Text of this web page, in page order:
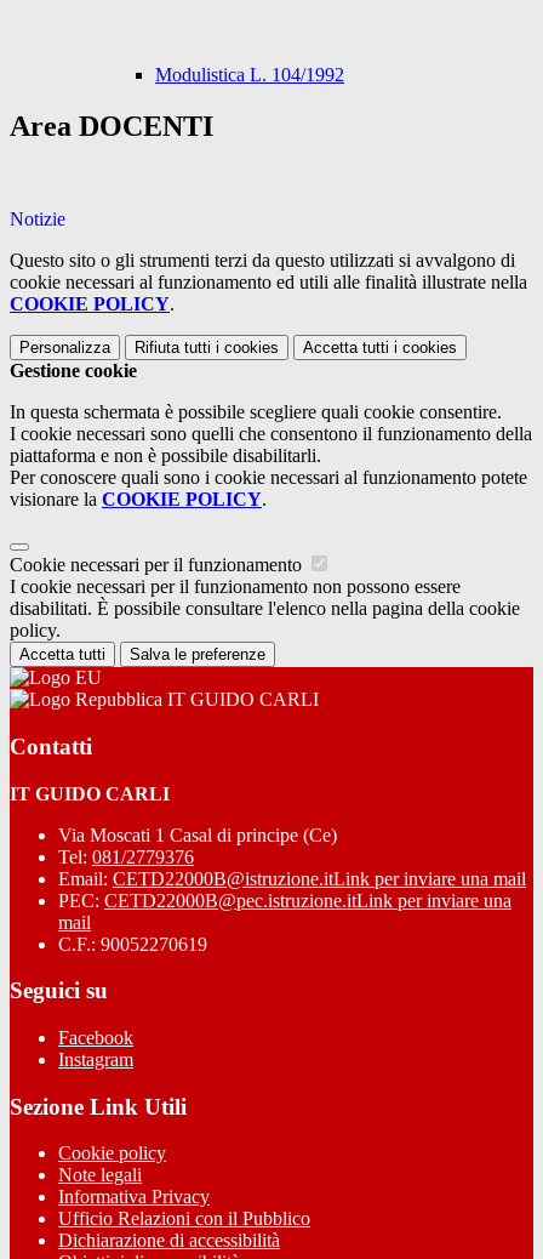
Modulistica L. 104/1992
Area DOCENTI
Notizie
Questo sito o gli strumenti terzi da questo utilizzati si avvalgono di
cookie necessari al funzionamento ed utili alle finalità illustrate nella
COOKIE POLICY.
Personalizza Rifiuta tutti i cookies Accetta tutti i cookies
Gestione cookie
In questa schermata è possibile scegliere quali cookie consentire.
I cookie necessari sono quelli che consentono il funzionamento della
piattaforma e non è possibile disabilitarli.
Per conoscere quali sono i cookie necessari al funzionamento potete
visionare la COOKIE POLICY.
Cookie necessari per il funzionamento
I cookie necessari per il funzionamento non possono essere
disabilitati. È possibile consultare l'elenco nella pagina della cookie
policy.
Accetta tutti Salva le preferenze
IT GUIDO CARLI
Contatti
IT GUIDO CARLI
Via Moscati 1 Casal di principe (Ce)
Tel: 081/2779376
Email: CETD22000B@istruzione.itLink per inviare una mail
PEC: CETD22000B@pec.istruzione.itLink per inviare una
mail
C.F.: 90052270619
Seguici su
Facebook
Instagram
Sezione Link Utili
Cookie policy
Note legali
Informativa Privacy
Ufficio Relazioni con il Pubblico
Dichiarazione di accessibilità